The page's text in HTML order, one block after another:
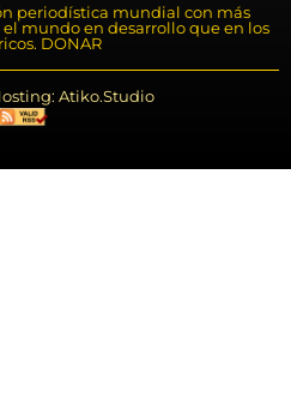
periodística mundial con más
el mundo en desarrollo que en los
DONAR
Atiko.Studio